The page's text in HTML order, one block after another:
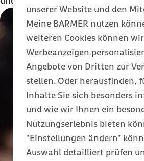
unserer Website und den
Meine BARMER nutzen
weiteren Cookies können wir
Werbeanzeigen
Angebote von Dritten zur
stellen. Oder herausfinden,
Inhalte Sie sich besonders
und wie wir Ihnen ein
Nutzungserlebnis bieten
"Einstellungen ändern"
Auswahl detailliert prüfen